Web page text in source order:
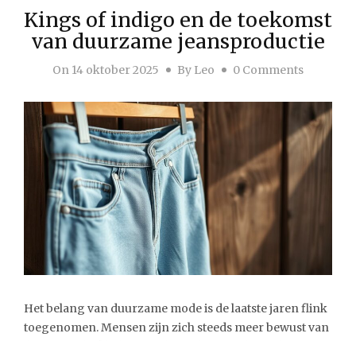
Kings of indigo en de toekomst
van duurzame jeansproductie
On 14 oktober 2025 By Leo 0 Comments
Het belang van duurzame mode is de laatste jaren flink
toegenomen. Mensen zijn zich steeds meer bewust van